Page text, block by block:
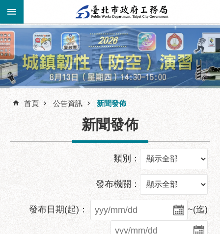
跳到主要內容區塊
進
階
搜
公
告
資
訊
服
關
介
首頁 公告資訊 新聞發佈
新聞發佈
類別：
發布機關：
發布日期(起)： ~(迄)